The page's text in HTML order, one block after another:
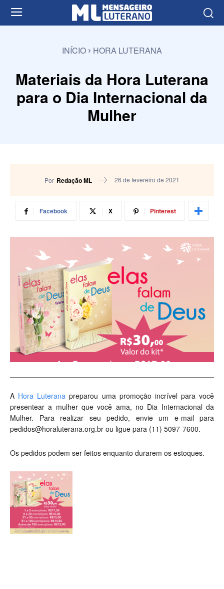
INÍCIO HORA LUTERANA
Materiais da Hora Luterana
para o Dia Internacional da
Mulher
Por Redação ML 26 de fevereiro de 2021
Facebook X Pinterest
A Hora Luterana preparou uma promoção incrível para você
presentear a mulher que você ama, no Dia Internacional da
Mulher. Para realizar seu pedido, envie um e-mail para
pedidos@horaluterana.org.br ou ligue para (11) 5097-7600.
Os pedidos podem ser feitos enquanto durarem os estoques.